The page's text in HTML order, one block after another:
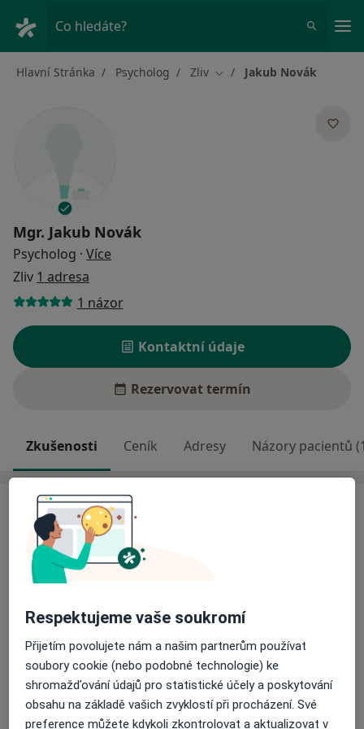
Co hledáte?
Hlavní Stránka Psycholog Zliv Změna města
Jakub Novák
Mgr. Jakub Novák
Psycholog · Více
Zliv 1 adresa
1 názor
Kontaktní údaje
Rezervovat termín
Zkušenosti Ceník Adresy Názory pacientů
Zkušenosti
Vystudoval jsem psychologii na Fakultě sociálních
studií Masarykovi University v Brně. V současnosti se
cvičím v kognitivně-behaviorálním
pracoval, jako osobní asistent u dětí s poruchami
autistického spektra. Rok jsem pracoval, jako
pracovník linky důvěry. Od září 2013 jsem se
přestěhoval do Jihočeského kraje.
Zajímám se o problematiku úzkostných poruch,
VíceO mně
Hlavní léčená onemocnění
Krize ve vztahu
Porucha osobnosti
Respektujeme vaše soukromí
Přijetím povolujete nám a našim partnerům používat
soubory cookie (nebo podobné technologie) ke
shromažďování údajů pro statistické účely a poskytování
obsahu na základě vašich zvyklostí při procházení. Své
preference můžete kdykoli zkontrolovat a aktualizovat v